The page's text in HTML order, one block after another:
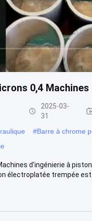
0,4
2025-03-
31
#Barre à chrome
d'ingénierie à
électroplatée trempée est